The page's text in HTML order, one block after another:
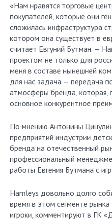
«Нам нравятся торговые
покупателей, которые они
сложилась инфраструктура
котором она существует в
считает Eвгуний Бутман. —
проектом не только для
меня в составе нынешней
для нас задача — передача
атмосферы бренда,
основное конкурентное
По мнению Антонины
предприятий индустрии
бренда на отечественный
профессиональный
работы Евгения Бутмана с
Hamleys довольно долго
время в этом сегменте
игроки, комментируют в ГК